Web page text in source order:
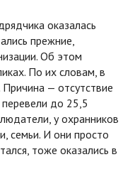
оказалась
прежние,
Об этом
По их словам, в
Причина — отсутствие
до 25,5
у охранников
семьи. И они просто
тоже оказались в